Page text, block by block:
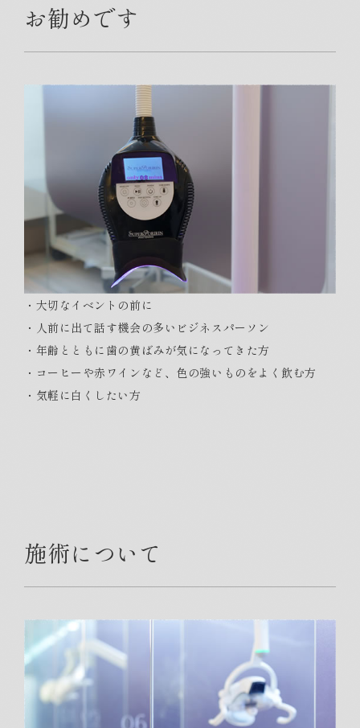
お勧めです
・大切なイベントの前に
・人前に出て話す機会の多いビジネスパーソン
・年齢とともに歯の黄ばみが気になってきた方
・コーヒーや赤ワインなど、色の強いものをよく飲む方
・気軽に白くしたい方
施術について